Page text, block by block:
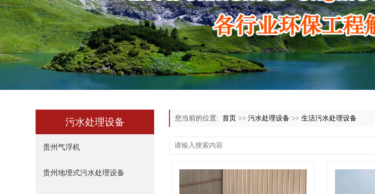
污水处理设备
贵州气浮机
贵州地埋式污水处理设备
您当前的位置: 首页 >> 污水处理设备 >> 生活污水处理设备